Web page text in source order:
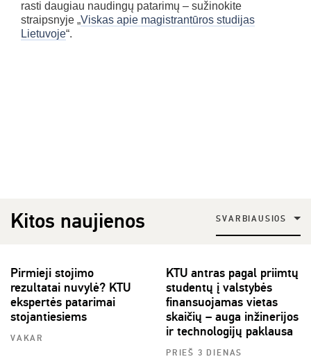
rasti daugiau naudingų patarimų – sužinokite
straipsnyje „Viskas apie magistrantūros studijas
Lietuvoje“.
Kitos naujienos SVARBIAUSIOS
Pirmieji stojimo
rezultatai nuvylė? KTU
ekspertės patarimai
stojantiesiems
VAKAR
KTU antras pagal priimtų
studentų į valstybės
finansuojamas vietas
skaičių – auga inžinerijos
ir technologijų paklausa
PRIEŠ 3 DIENAS